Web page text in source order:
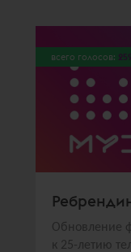
всего голосов: 259
Обновление
к 25-летию